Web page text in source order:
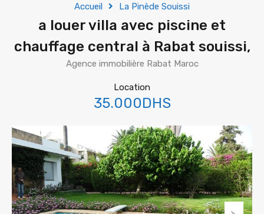
Accueil La Pinède Souissi
a louer villa avec piscine et
chauffage central à Rabat souissi,
Agence immobilière Rabat Maroc
Location
35.000DHS